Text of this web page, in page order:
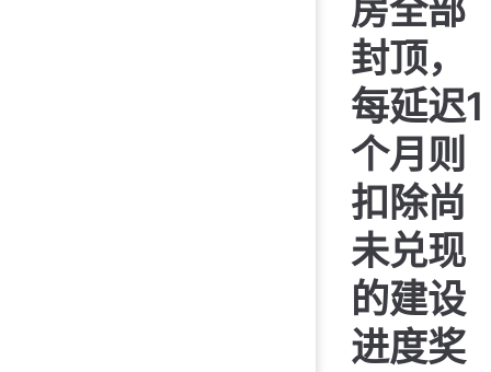
房全部
封顶，
每延迟1
个月则
扣除尚
未兑现
的建设
进度奖